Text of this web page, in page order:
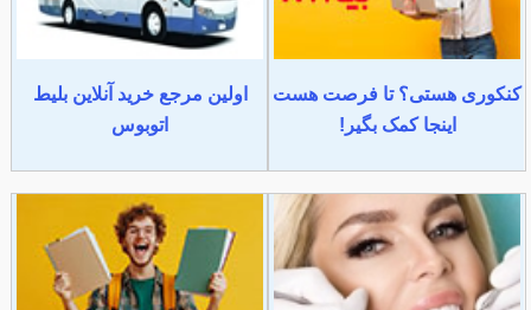
کنکوری هستی؟ تا فرصت هست
اینجا کمک بگیر!
اولین مرجع خرید آنلاین بلیط
اتوبوس